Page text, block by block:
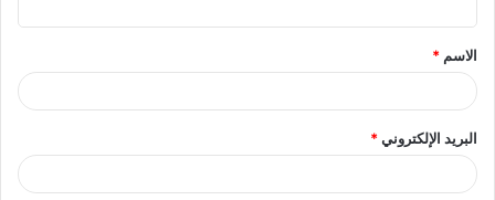
ق
*
الاسم *
البريد الإلكتروني*